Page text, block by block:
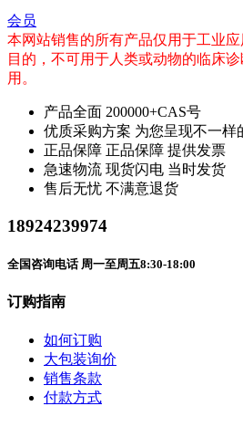
会员
本网站销售的所有产品仅用于工业
目的，不可用于人类或动物的临床
用。
产品全面 200000+CAS号
优质采购方案 为您呈现不一样
正品保障 正品保障 提供发票
急速物流 现货闪电 当时发货
售后无忧 不满意退货
18924239974
全国咨询电话 周一至周五8:30-18:00
订购指南
如何订购
大包装询价
销售条款
付款方式